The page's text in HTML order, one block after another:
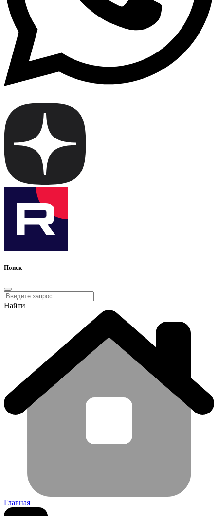
Поиск
Найти
Главная